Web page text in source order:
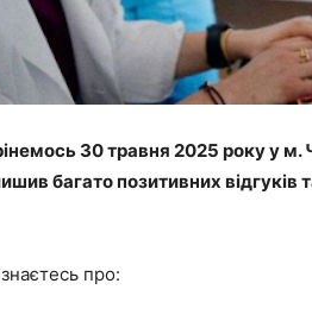
30 травня 2025 року у м.
багато позитивних відгуків
про: